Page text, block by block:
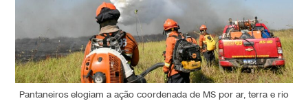
Pantaneiros elogiam a ação coordenada de MS por ar, terra e rio